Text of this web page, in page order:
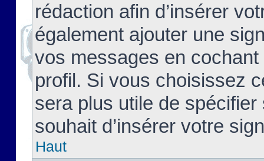
rédaction afin d’insérer
également ajouter une
vos messages en
profil. Si vous choisissez
sera plus utile de
souhait d’insérer votre
Haut